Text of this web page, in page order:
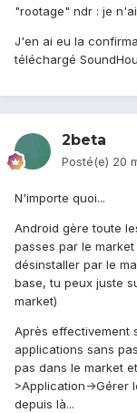
"rootage" ndr : je
J'en ai eu la
téléchargé
2beta
Posté(e) 20
N'importe quoi...
Android gère toute
passes par le
désinstaller par le
base, tu peux juste
market)
Après effectivement
applications sans
pas dans le market
>Application->Gérer
depuis là...